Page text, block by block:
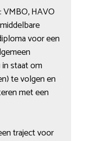
VMBO, HAVO
voor een
staat om
te volgen en
met een
traject voor